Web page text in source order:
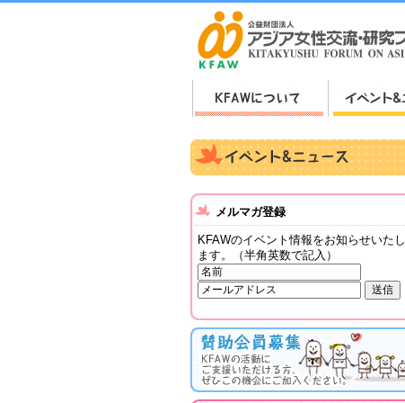
メルマガ登録
KFAWのイベント情報をお知らせいたし
ます。（半角英数で記入）